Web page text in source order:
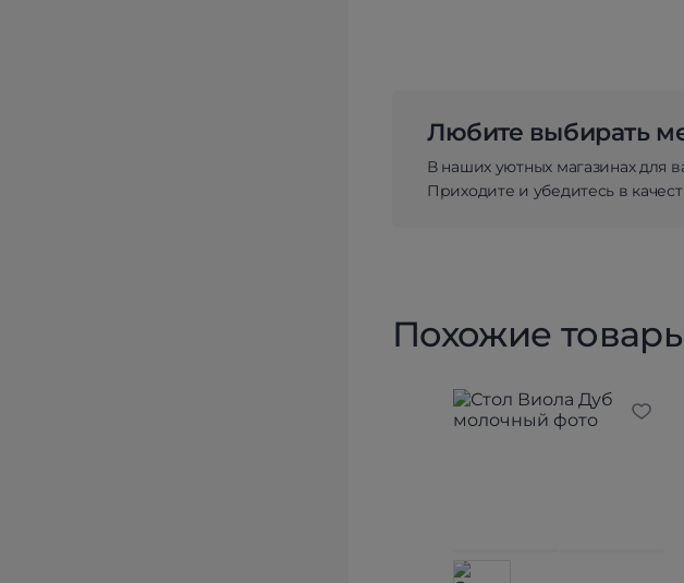
Любите выбирать
В наших уютных магазинах
Приходите и убедитесь в
Похожие